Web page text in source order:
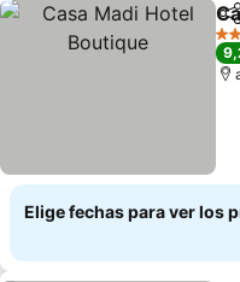
2
Elige fechas para ver los